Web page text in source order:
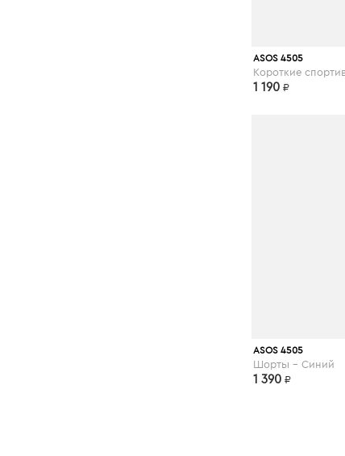
ASOS 4505
1 190 ₽
ASOS 4505
Шорты - Синий
1 390 ₽